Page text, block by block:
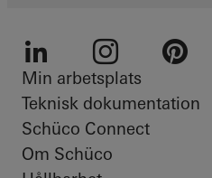
LinkedIn Instagram
Min arbetsplats
Teknisk dokumentation
Schüco Connect
Om Schüco